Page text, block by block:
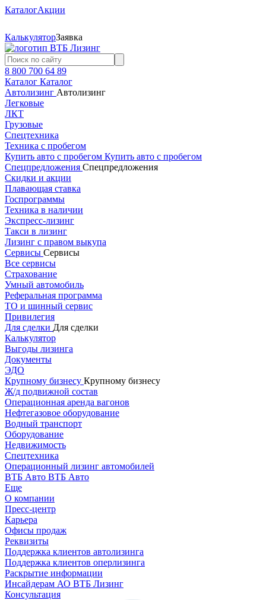
КаталогАкции
КалькуляторЗаявка
8 800 700 64 89
Каталог Каталог
Автолизинг Автолизинг
Легковые
ЛКТ
Грузовые
Спецтехника
Техника с пробегом
Купить авто с пробегом Купить авто с пробегом
Спецпредложения Спецпредложения
Скидки и акции
Плавающая ставка
Госпрограммы
Техника в наличии
Экспресс-лизинг
Такси в лизинг
Лизинг с правом выкупа
Сервисы Сервисы
Все сервисы
Страхование
Умный автомобиль
Реферальная программа
ТО и шинный сервис
Привилегия
Для сделки Для сделки
Калькулятор
Выгоды лизинга
Документы
ЭДО
Крупному бизнесу Крупному бизнесу
Ж/д подвижной состав
Операционная аренда вагонов
Нефтегазовое оборудование
Водный транспорт
Оборудование
Недвижимость
Спецтехника
Операционный лизинг автомобилей
ВТБ Авто ВТБ Авто
Еще
О компании
Пресс-центр
Карьера
Офисы продаж
Реквизиты
Поддержка клиентов автолизинга
Поддержка клиентов оперлизинга
Раскрытие информации
Инсайдерам АО ВТБ Лизинг
Консультация